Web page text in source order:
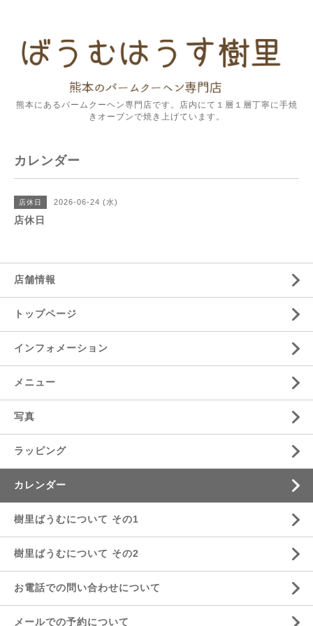
熊本にあるバームクーヘン専門店です。店内にて１層１層丁寧に手焼
きオーブンで焼き上げています。
カレンダー
店休日 2026-06-24 (水)
店休日
店舗情報
トップページ
インフォメーション
メニュー
写真
ラッピング
カレンダー
樹里ばうむについて その1
樹里ばうむについて その2
お電話での問い合わせについて
メールでの予約について